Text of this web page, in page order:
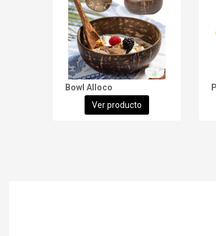
Bowl Alloco
Ver producto